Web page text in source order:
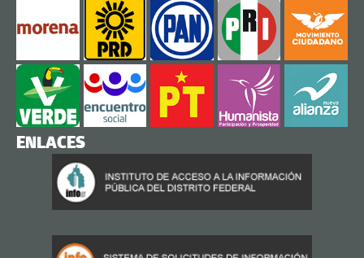
ENLACES